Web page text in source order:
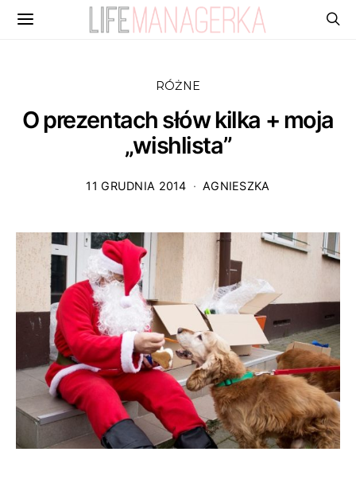
RÓŻNE
O prezentach słów kilka + moja
„wishlista”
11 GRUDNIA 2014 AGNIESZKA